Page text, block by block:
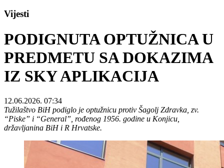
Vijesti
PODIGNUTA OPTUŽNICA U
PREDMETU SA DOKAZIMA
IZ SKY APLIKACIJA
12.06.2026. 07:34
Tužilaštvo BiH podiglo je optužnicu protiv Šagolj Zdravka, zv.
“Piske” i “General”, rođenog 1956. godine u Konjicu,
državljanina BiH i R Hrvatske.